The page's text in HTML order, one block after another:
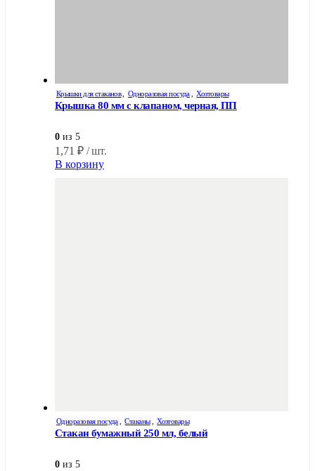
Крышки для стаканов Одноразовая посуда Хозтовары
Крышка 80 мм с клапаном, черная, ПП
0 из 5
1,71 ₽ / шт.
В корзину
Одноразовая посуда Стаканы Хозтовары
Стакан бумажный 250 мл, белый
0 из 5